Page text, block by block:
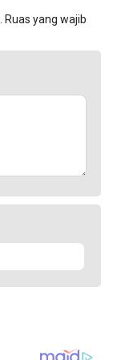
Ruas yang wajib